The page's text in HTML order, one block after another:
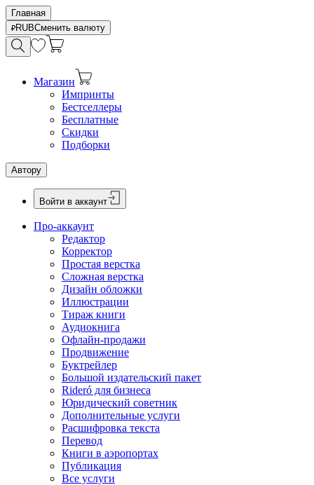
Главная
RUBСменить валюту
Магазин
Импринты
Бестселлеры
Бесплатные
Скидки
Подборки
Автору
Войти в аккаунт
Про-аккаунт
Редактор
Корректор
Простая верстка
Сложная верстка
Дизайн обложки
Иллюстрации
Тираж книги
Аудиокнига
Офлайн-продажи
Продвижение
Буктрейлер
Большой издательский пакет
Rideró для бизнеса
Юридический советник
Дополнительные услуги
Расшифровка текста
Перевод
Книги в аэропортах
Публикация
Все услуги